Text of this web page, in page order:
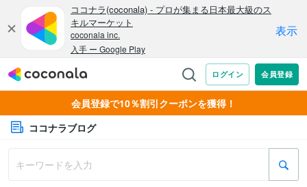
会員登録で10％割引クーポンを獲得！
ココナラブログ